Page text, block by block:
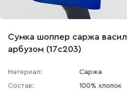
Сумка шоппер саржа
арбузом (17с203)
Материал:
Саржа
Состав:
100% хлопок